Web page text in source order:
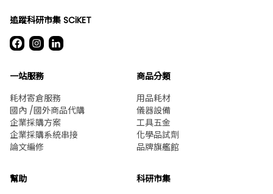
追蹤科研市集 SCiKET
一站服務
耗材寄倉服務
國內 /國外商品代購
企業採購方案
企業採購系統串接
論文編修
商品分類
用品耗材
儀器設備
工具五金
化學品試劑
品牌旗艦館
幫助
科研市集